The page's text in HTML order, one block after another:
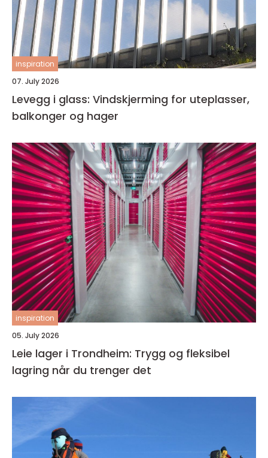
inspiration
07. July 2026
Levegg i glass: Vindskjerming for uteplasser,
balkonger og hager
inspiration
05. July 2026
Leie lager i Trondheim: Trygg og fleksibel
lagring når du trenger det